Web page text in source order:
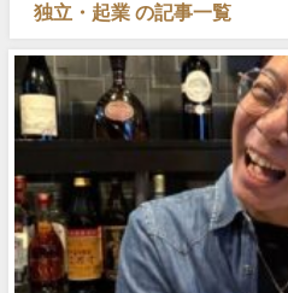
独立・起業 の記事一覧